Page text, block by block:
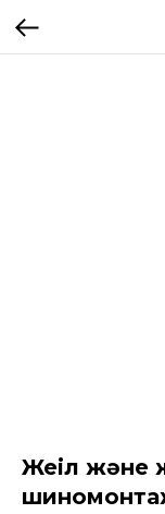
Жеңіл және